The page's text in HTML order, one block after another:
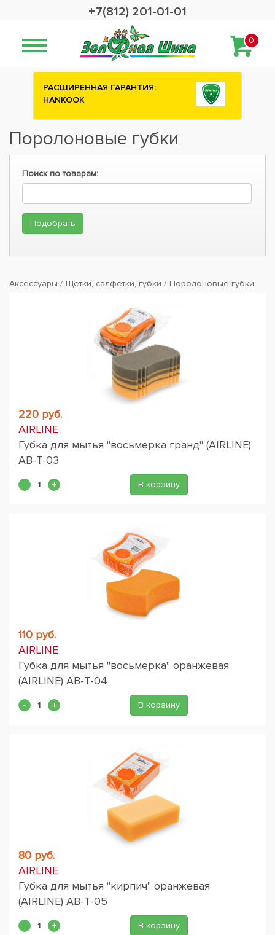
+7(812) 201-01-01
0
РАСШИРЕННАЯ ГАРАНТИЯ:
HANKOOK
Поролоновые губки
Поиск по товарам:
Аксессуары Щетки, салфетки, губки Поролоновые губки
220 руб.
AIRLINE
Губка для мытья "восьмерка гранд" (AIRLINE)
AB-T-03
В корзину
110 руб.
AIRLINE
Губка для мытья "восьмерка" оранжевая
(AIRLINE) AB-T-04
В корзину
80 руб.
AIRLINE
Губка для мытья "кирпич" оранжевая
(AIRLINE) AB-T-05
В корзину